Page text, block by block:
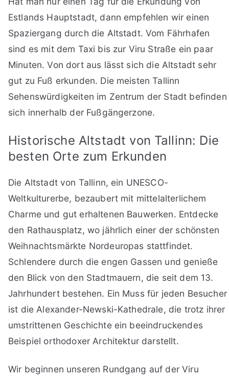
Estlands Hauptstadt, dann empfehlen wir einen
Spaziergang durch die Altstadt. Vom Fährhafen
sind es mit dem Taxi bis zur Viru Straße ein paar
Minuten. Von dort aus lässt sich die Altstadt sehr
gut zu Fuß erkunden. Die meisten Tallinn
Sehenswürdigkeiten im Zentrum der Stadt befinden
sich innerhalb der Fußgängerzone.
Historische Altstadt von Tallinn: Die
besten Orte zum Erkunden
Die Altstadt von Tallinn, ein UNESCO-
Weltkulturerbe, bezaubert mit mittelalterlichem
Charme und gut erhaltenen Bauwerken. Entdecke
den Rathausplatz, wo jährlich einer der schönsten
Weihnachtsmärkte Nordeuropas stattfindet.
Schlendere durch die engen Gassen und genieße
den Blick von den Stadtmauern, die seit dem 13.
Jahrhundert bestehen. Ein Muss für jeden Besucher
ist die Alexander-Newski-Kathedrale, die trotz ihrer
umstrittenen Geschichte ein beeindruckendes
Beispiel orthodoxer Architektur darstellt.
Wir beginnen unseren Rundgang auf der Viru